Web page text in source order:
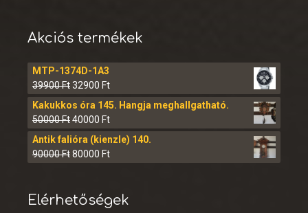
Akciós termékek
MTP-1374D-1A3
39900Ft32900 Ft
Kakukkos óra 145. Hangja meghallgatható.
50000Ft40000 Ft
Antik falióra (kienzle) 140.
90000Ft80000 Ft
Elérhetőségek